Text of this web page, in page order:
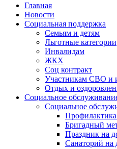
Главная
Новости
Социальная поддержка
Семьям и детям
Льготные категории
Инвалидам
ЖКХ
Соц контракт
Участникам СВО и
Отдых и
Социальное
Социальное
Бригадный
Праздник на
Санаторий на